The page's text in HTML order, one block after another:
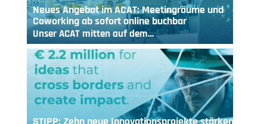
Neues Angebot im ACAT: Meetingräume und
Coworking ab sofort online buchbar
Unser ACAT mitten auf dem…